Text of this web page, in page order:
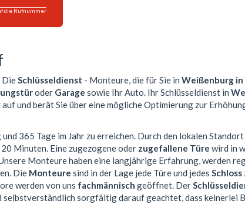
die Rufnummer
DieSchlüsseldienst - Monteure, die für Sie in Weißenburg in
oder Garage sowie Ihr Auto. Ihr Schlüsseldienst in
und berät Sie über eine mögliche Optimierung zur
365 Tage im Jahr zu erreichen. Durch den lokalen Standort
Minuten. Eine zugezogene oder zugefallene Türe wird in
Monteure haben eine langjährige Erfahrung, werden
Die Monteure sind in der Lage jede Türe und jedes Schloss
werden von uns fachmännisch geöffnet. Der
sorgfältig darauf geachtet, dass keinerlei